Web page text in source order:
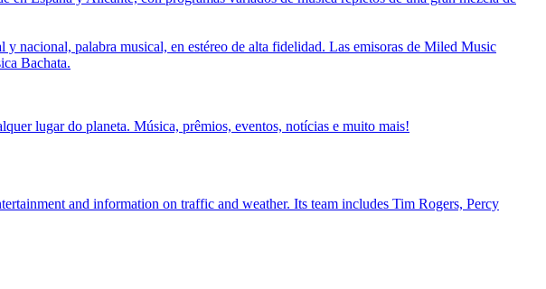
nacional, palabra musical, en estéreo de alta fidelidad. Las emisoras de Miled Music
Bachata.
lugar do planeta. Música, prêmios, eventos, notícias e muito mais!
and information on traffic and weather. Its team includes Tim Rogers, Percy